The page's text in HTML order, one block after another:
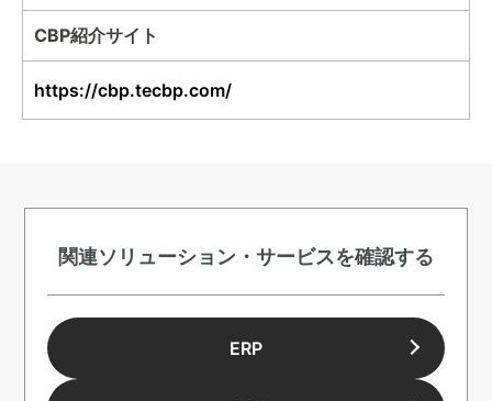
CBP紹介サイト
https://cbp.tecbp.com/
関連ソリューション・サービスを確認する
ERP